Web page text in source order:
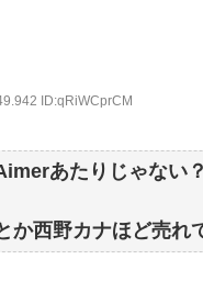
ID:qRiWCprCM
あたりじゃない？
か西野カナほど売れ